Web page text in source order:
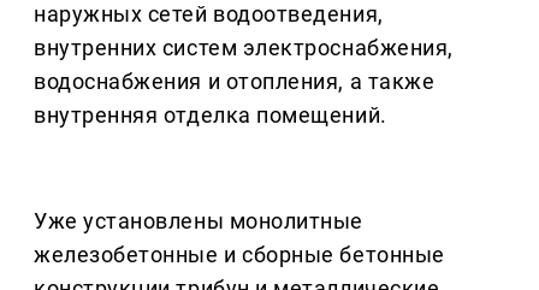
наружных сетей водоотведения,
внутренних систем электроснабжения,
водоснабжения и отопления, а также
внутренняя отделка помещений.
Уже установлены монолитные
железобетонные и сборные бетонные